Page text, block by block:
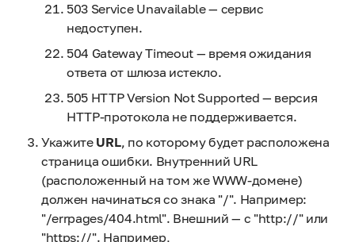
503 Service Unavailable — сервис
недоступен.
504 Gateway Timeout — время ожидания
ответа от шлюза истекло.
505 HTTP Version Not Supported — версия
HTTP-протокола не поддерживается.
Укажите URL, по которому будет расположена
страница ошибки. Внутренний URL
(расположенный на том же WWW-домене)
должен начинаться со знака "/". Например:
"/errpages/404.html". Внешний — с "http://" или
"https://". Например,